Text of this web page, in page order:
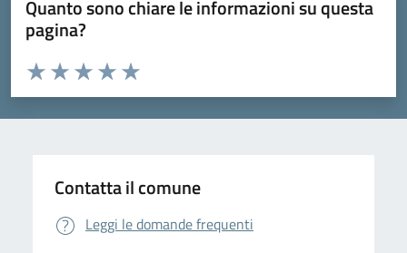
Quanto sono chiare le informazioni su questa
pagina?
Domanda
Valuta da 1 a 5 stelle la pagina
Valuta 5 stelle su 5
Valuta 4 stelle su 5
Valuta 3 stelle su 5
Valuta 2 stelle su 5
Valuta 1 stelle su 5
Contatta il comune
Leggi le domande frequenti